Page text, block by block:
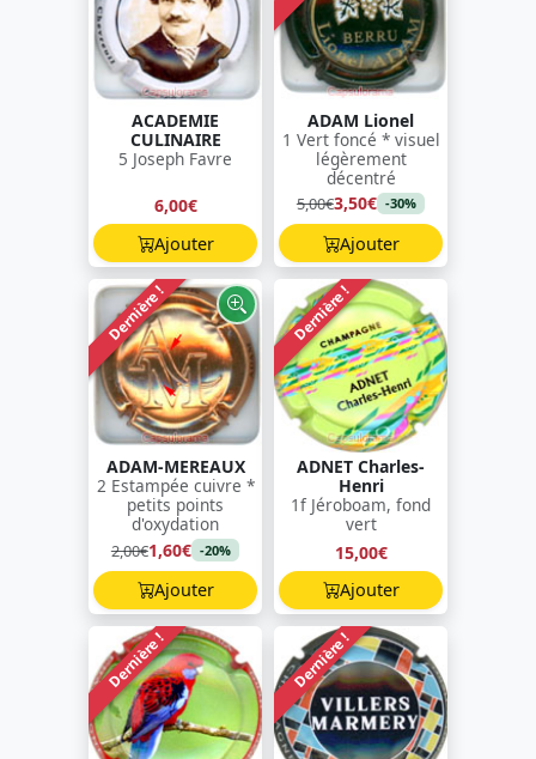
ACADEMIE
CULINAIRE
5 Joseph Favre
6,00€
Ajouter
ADAM Lionel
1 Vert foncé * visuel
légèrement
décentré
5,00€3,50€ -30%
Ajouter
Dernière !
ADAM-MEREAUX
2 Estampée cuivre *
petits points
d'oxydation
2,00€1,60€ -20%
Ajouter
Dernière !
ADNET Charles-
Henri
1f Jéroboam, fond
vert
15,00€
Ajouter
Dernière ! Dernière !